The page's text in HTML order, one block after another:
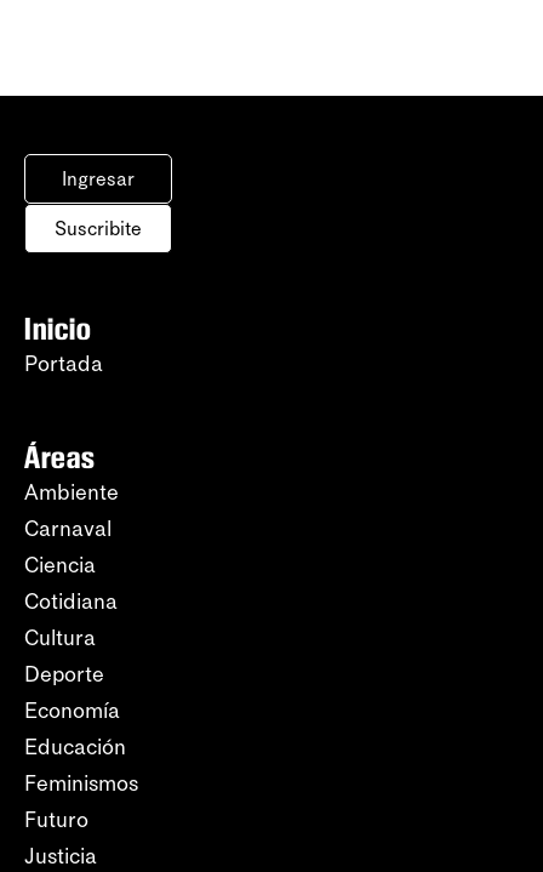
Ingresar
Suscribite
Inicio
Portada
Áreas
Ambiente
Carnaval
Ciencia
Cotidiana
Cultura
Deporte
Economía
Educación
Feminismos
Futuro
Justicia